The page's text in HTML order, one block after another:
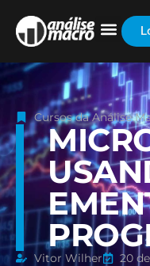
Cursos da Análise
Vitor Wilher 20